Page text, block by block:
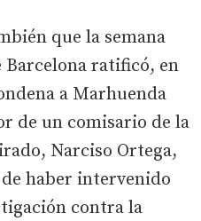
que la semana
Barcelona ratificó, en
a Marhuenda
de un comisario de la
Narciso Ortega,
haber intervenido
contra la